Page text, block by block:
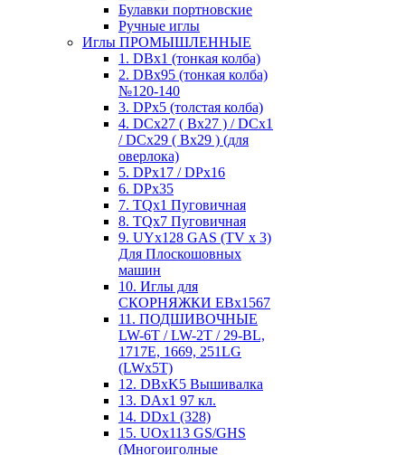
Булавки портновские
Ручные иглы
Иглы ПРОМЫШЛЕННЫЕ
1. DBx1 (тонкая колба)
2. DBx95 (тонкая колба)
№120-140
3. DPx5 (толстая колба)
4. DCx27 ( Bx27 ) / DCx1
/ DCx29 ( Bx29 ) (для
оверлока)
5. DPx17 / DPx16
6. DPx35
7. TQx1 Пуговичная
8. TQx7 Пуговичная
9. UYx128 GAS (TV x 3)
Для Плоскошовных
машин
10. Иглы для
СКОРНЯЖКИ EBx1567
11. ПОДШИВОЧНЫЕ
LW-6T / LW-2T / 29-BL,
1717E, 1669, 251LG
(LWx5T)
12. DBxK5 Вышивалка
13. DAx1 97 кл.
14. DDx1 (328)
15. UOx113 GS/GHS
(Многоиголные